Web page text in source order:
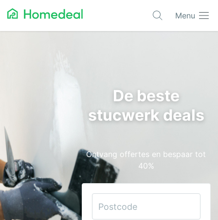
Menu
Bestrating
Cv-ketels
Dakwerken
De beste
stucwerk deals
Ontvang offertes en bespaar tot
40%